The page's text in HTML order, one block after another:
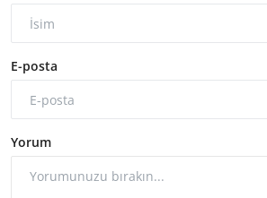
E-posta
Yorum